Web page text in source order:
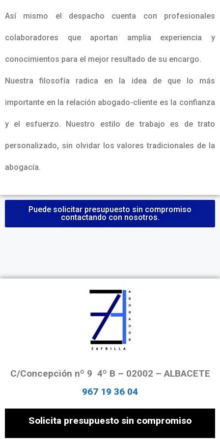
Así mismo el despacho cuenta con profesionales
colaboradores que aportan amplia experiencia y
conocimientos para el mejor resultado de su encargo.
Nuestra filosofía radica en la idea de que lo más
importante en la relación abogado-cliente es la confianza
y el esfuerzo. Nuestro estilo de trabajo es de trato
personalizado, sin olvidar los valores tradicionales de la
abogacía.
Puede solicitar presupuesto sin compromiso
contactando con nosotros.
C/Concepción nº 9 4º B – 02002 – ALBACETE
967 19 36 04
Solicita presupuesto sin compromiso